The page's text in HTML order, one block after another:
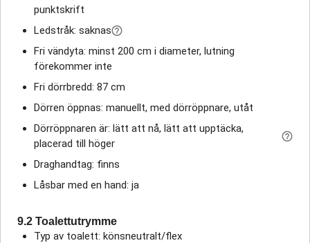
punktskrift
Ledstråk: saknas
Fri vändyta: minst 200 cm i diameter, lutning
förekommer inte
Fri dörrbredd: 87 cm
Dörren öppnas: manuellt, med dörröppnare, utåt
Dörröppnaren är: lätt att nå, lätt att upptäcka,
placerad till höger
Draghandtag: finns
Låsbar med en hand: ja
9.2 Toalettutrymme
Typ av toalett: könsneutralt/flex